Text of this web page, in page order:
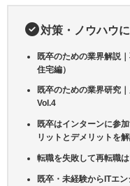
対策・ノウハウ
既卒のための業界解説
住宅編）
既卒のための業界研究
Vol.4
既卒はインターンに参
リットとデメリットを
転職を失敗して再転職
既卒・未経験からITエ